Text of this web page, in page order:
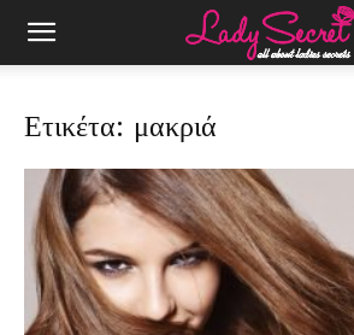
Ετικέτα: μακριά